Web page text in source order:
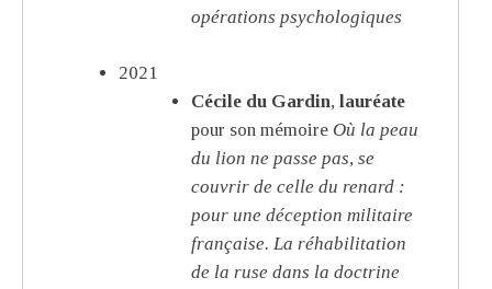
opérations psychologiques
2021
Cécile du Gardin, lauréate
pour son mémoire Où la peau
du lion ne passe pas, se
couvrir de celle du renard :
pour une déception militaire
française. La réhabilitation
de la ruse dans la doctrine